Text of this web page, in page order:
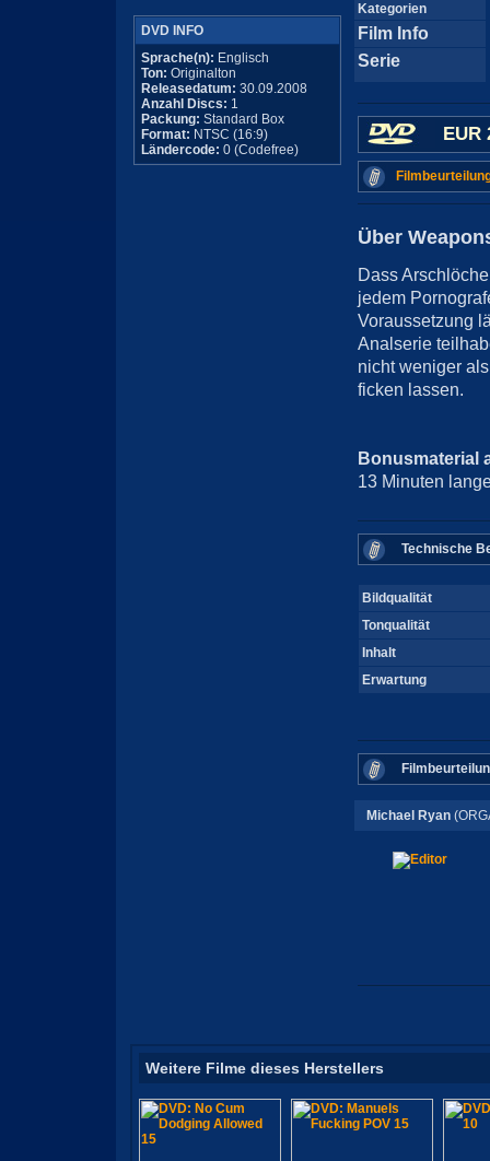
DVD INFO
Sprache(n): Englisch
Ton: Originalton
Releasedatum: 30.09.2008
Anzahl Discs: 1
Packung: Standard Box
Format: NTSC (16:9)
Ländercode: 0 (Codefree)
Kategorien
Film Info
Serie
EUR
Über
Dass
jedem
Voraussetzung
Analserie
nicht weniger
ficken lassen.
Bonusmaterial
13 Minuten
Technische
Bildqualität
Tonqualität
Inhalt
Erwartung
Michael Ryan
Weitere Filme dieses Herstellers